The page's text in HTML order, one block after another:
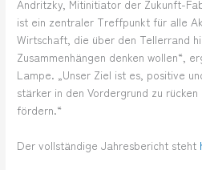
Andritzky, Mitinitiator der Zukunft-
ist ein zentraler Treffpunkt für alle
Wirtschaft, die über den Tellerrand
Zusammenhängen denken wollen“,
Lampe. „Unser Ziel ist es, positive
stärker in den Vordergrund zu
fördern.“
Der vollständige Jahresbericht steht